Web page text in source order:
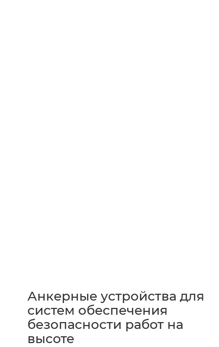
Анкерные устройства для
систем обеспечения
безопасности работ на
высоте